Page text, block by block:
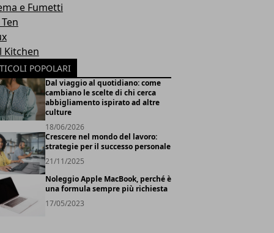
e Fumetti
Kitchen
POPOLARI
Dal viaggio al quotidiano: come
cambiano le scelte di chi cerca
abbigliamento ispirato ad altre
culture
18/06/2026
Crescere nel mondo del lavoro:
strategie per il successo personale
21/11/2025
Noleggio Apple MacBook, perché è
una formula sempre più richiesta
17/05/2023